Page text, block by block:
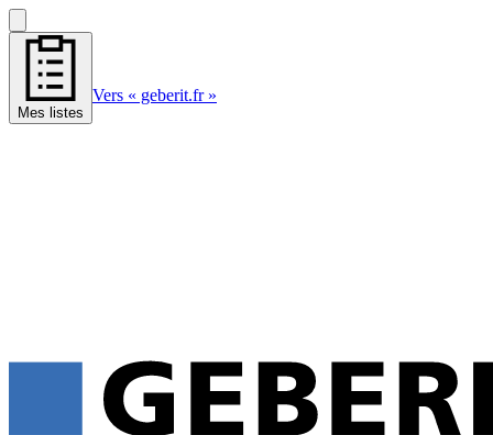
Mes listes
Vers « geberit.fr »